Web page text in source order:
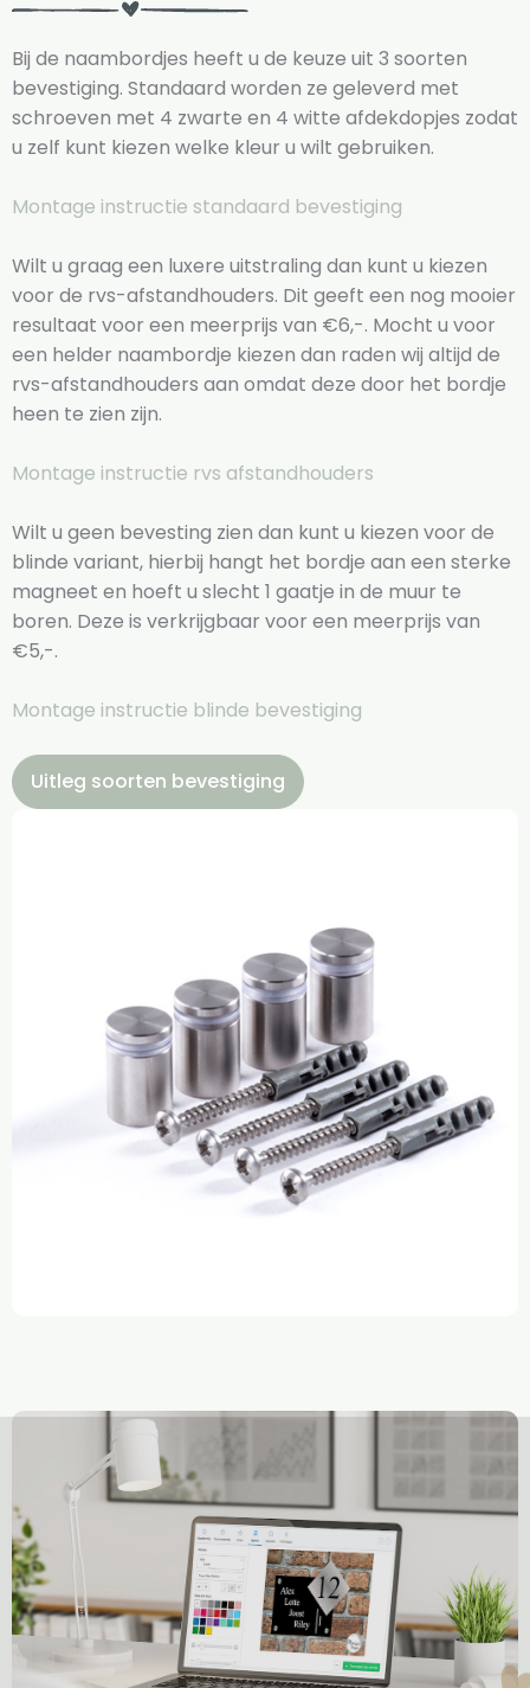
Bij de naambordjes heeft u de keuze uit 3 soorten
bevestiging. Standaard worden ze geleverd met
schroeven met 4 zwarte en 4 witte afdekdopjes zodat
u zelf kunt kiezen welke kleur u wilt gebruiken.
Montage instructie standaard bevestiging
Wilt u graag een luxere uitstraling dan kunt u kiezen
voor de rvs-afstandhouders. Dit geeft een nog mooier
resultaat voor een meerprijs van €6,-. Mocht u voor
een helder naambordje kiezen dan raden wij altijd de
rvs-afstandhouders aan omdat deze door het bordje
heen te zien zijn.
Montage instructie rvs afstandhouders
Wilt u geen bevesting zien dan kunt u kiezen voor de
blinde variant, hierbij hangt het bordje aan een sterke
magneet en hoeft u slecht 1 gaatje in de muur te
boren. Deze is verkrijgbaar voor een meerprijs van
€5,-.
Montage instructie blinde bevestiging
Uitleg soorten bevestiging